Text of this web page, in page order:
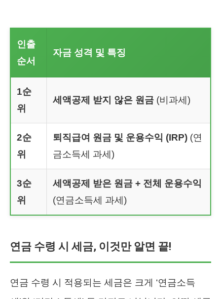
인출
순서
자금 성격 및 특징
1순
위
세액공제 받지 않은 원금 (비과세)
2순
위
퇴직급여 원금 및 운용수익 (IRP) (연
금소득세 과세)
3순
위
세액공제 받은 원금 + 전체 운용수익
(연금소득세 과세)
연금 수령 시 세금, 이것만 알면 끝!
연금 수령 시 적용되는 세금은 크게 ‘연금소득